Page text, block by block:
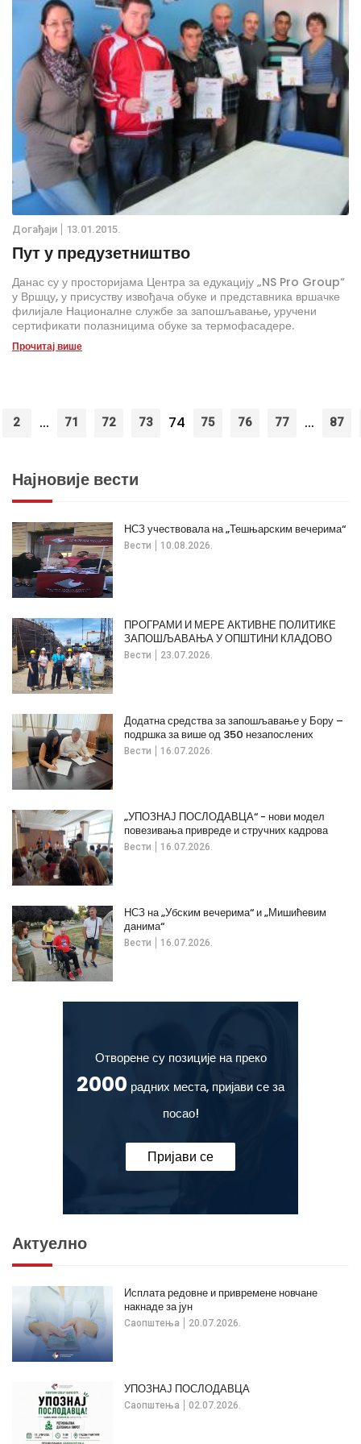
Дoгађаjи 13.01.2015.
Пут у предузетништво
Данас су у просторијама Центра за едукацију „NS Pro Group“
у Вршцу, у присуству извођача обуке и представника вршачке
филијале Националне службе за запошљавање, уручени
сертификати полазницима обуке за термофасадере.
Прочитај више
2 ... 71 72 73 74 75 76 77 ... 87
Најновије вести
Вести 10.08.2026.
НСЗ учествовала на „Тешњарским вечерима“
Вести 23.07.2026.
ПРОГРАМИ И МЕРЕ АКТИВНЕ ПОЛИТИКЕ
ЗАПОШЉАВАЊА У ОПШТИНИ КЛАДОВО
Вести 16.07.2026.
Додатна средства за запошљавање у Бору –
подршка за више од 350 незапослених
Вести 16.07.2026.
„УПОЗНАЈ ПОСЛОДАВЦА“ - нови модел
повезивања привреде и стручних кадрова
Вести 16.07.2026.
НСЗ на „Убским вечерима“ и „Мишићевим
данима“
Отворене су позиције на преко
2000 радних места, пријави се за
посао!
Пријави се
Актуелно
Саопштења 20.07.2026.
Исплата редовне и привремене новчане
накнаде за јун
Саопштења 02.07.2026.
УПОЗНАЈ ПОСЛОДАВЦА